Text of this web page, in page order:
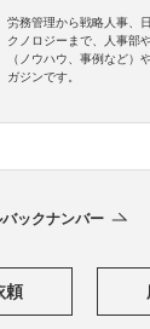
労務管理から戦略人事、
クノロジーまで、人事部
（ノウハウ、事例など）
ガジンです。
ックナンバー
頼